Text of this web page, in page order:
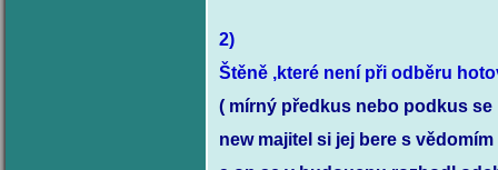
2)
Štěně ,které není při odběru
( mírný předkus nebo podkus
new majitel si jej bere s